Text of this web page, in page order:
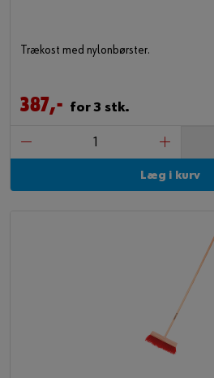
Trækost med nylonbørster.
387,- for 3 stk.
Læg i kurv